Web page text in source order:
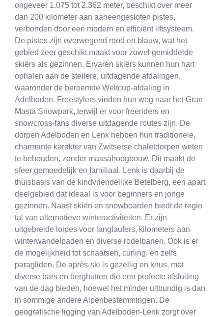
ongeveer 1.075 tot 2.362 meter, beschikt over meer
dan 200 kilometer aan aaneengesloten pistes,
verbonden door een modern en efficiënt liftsysteem.
De pistes zijn overwegend rood en blauw, wat het
gebied zeer geschikt maakt voor zowel gemiddelde
skiërs als gezinnen. Ervaren skiërs kunnen hun hart
ophalen aan de steilere, uitdagende afdalingen,
waaronder de beroemde Weltcup-afdaling in
Adelboden. Freestylers vinden hun weg naar het Gran
Masta Snowpark, terwijl er voor freeriders en
snowcross-fans diverse uitdagende routes zijn. De
dorpen Adelboden en Lenk hebben hun traditionele,
charmante karakter van Zwitserse chaletdorpen weten
te behouden, zonder massahoogbouw. Dit maakt de
sfeer gemoedelijk en familiaal. Lenk is daarbij de
thuisbasis van de kindvriendelijke Betelberg, een apart
deelgebied dat ideaal is voor beginners en jonge
gezinnen. Naast skiën en snowboarden biedt de regio
tal van alternatieve winteractiviteiten. Er zijn
uitgebreide loipes voor langlaufers, kilometers aan
winterwandelpaden en diverse rodelbanen. Ook is er
de mogelijkheid tot schaatsen, curling, en zelfs
paragliden. De après-ski is gezellig en knus, met
diverse bars en berghutten die een perfecte afsluiting
van de dag bieden, hoewel het minder uitbundig is dan
in sommige andere Alpenbestemmingen. De
geografische ligging van Adelboden-Lenk zorgt over